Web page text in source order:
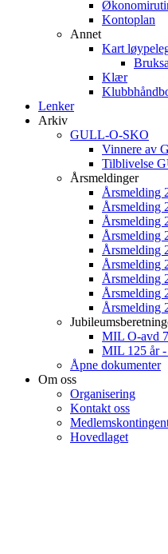
Kontoplan
Annet
Kart
Klær
Lenker
Arkiv
GULL-O-SKO
Vinnere av
Tilblivelse
Årsmeldinger
Årsmelding
Årsmelding
Årsmelding
Årsmelding
Årsmelding
Årsmelding
Årsmelding
Årsmelding
Årsmelding
MIL O-avd
MIL 125 år
Åpne dokumenter
Om oss
Organisering
Kontakt oss
Hovedlaget